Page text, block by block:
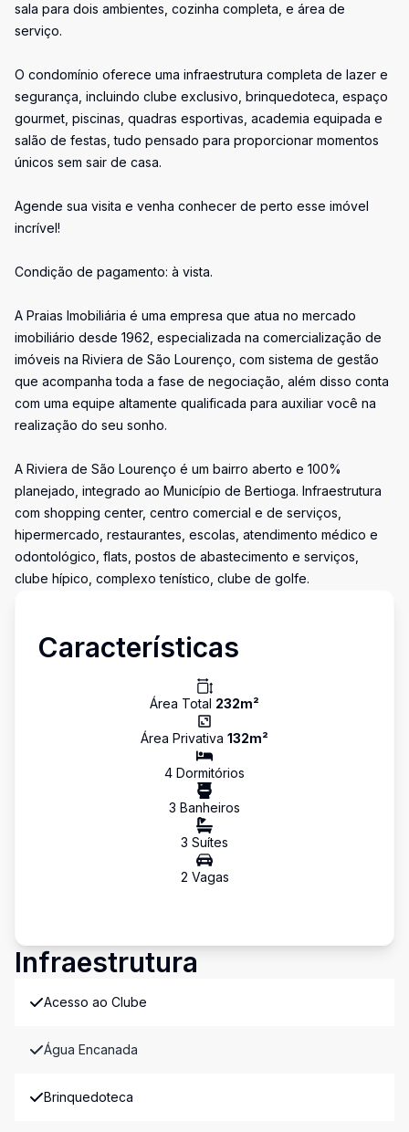
sala para dois ambientes, cozinha completa, e área de
serviço.
O condomínio oferece uma infraestrutura completa de lazer e
segurança, incluindo clube exclusivo, brinquedoteca, espaço
gourmet, piscinas, quadras esportivas, academia equipada e
salão de festas, tudo pensado para proporcionar momentos
únicos sem sair de casa.
Agende sua visita e venha conhecer de perto esse imóvel
incrível!
Condição de pagamento: à vista.
A Praias Imobiliária é uma empresa que atua no mercado
imobiliário desde 1962, especializada na comercialização de
imóveis na Riviera de São Lourenço, com sistema de gestão
que acompanha toda a fase de negociação, além disso conta
com uma equipe altamente qualificada para auxiliar você na
realização do seu sonho.
A Riviera de São Lourenço é um bairro aberto e 100%
planejado, integrado ao Município de Bertioga. Infraestrutura
com shopping center, centro comercial e de serviços,
hipermercado, restaurantes, escolas, atendimento médico e
odontológico, flats, postos de abastecimento e serviços,
clube hípico, complexo tenístico, clube de golfe.
Características
Área Total 232m²
Área Privativa 132m²
4 Dormitórios
3 Banheiros
3 Suítes
2 Vagas
Infraestrutura
Acesso ao Clube
Água Encanada
Brinquedoteca